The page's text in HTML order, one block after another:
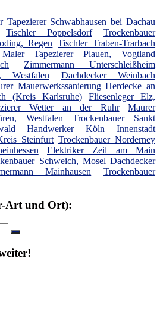
Tapezierer Schwabhausen bei Dachau
Tischler Poppelsdorf
Trockenbauer
Regen
Tischler Traben-Trarbach
Maler Tapezierer Plauen, Vogtland
Zimmermann Unterschleißheim
Westfalen
Dachdecker Weinbach
Mauerwerkssanierung Herdecke an
(Kreis Karlsruhe)
Fliesenleger Elz,
Wetter an der Ruhr
Maurer
Westfalen
Trockenbauer Sankt
Handwerker Köln Innenstadt
Steinfurt Trockenbauer Norderney
Elektriker Zeil am Main
Schweich, Mosel Dachdecker
Mainhausen
Trockenbauer
Art und Ort):
Suchen